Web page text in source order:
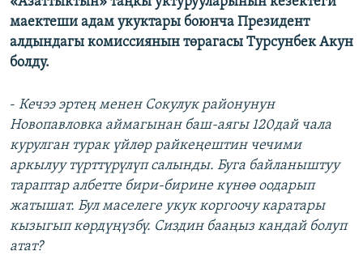
ДАНИСТЕ
ЭЖЕ-СИҢДИЛЕР
АЗАТТЫК+
ЭЕ/АРнун бардык сайттары
маектеши адам укуктары боюнча Президент
алдындагы комиссиянын төрагасы Турсунбек Акун
болду.
- Кечээ эртең менен Сокулук районунун
Новопавловка аймагынан баш-аягы 120дай чала
курулган турак үйлөр райкеңештин чечими
аркылуу түрттүрүлүп салынды. Буга байланыштуу
тараптар албетте бири-бирине күнөө оодарып
жатышат. Бул маселеге укук коргоочу каратары
кызыгып көрдүңүзбү. Сиздин бааңыз кандай болуп
атат?